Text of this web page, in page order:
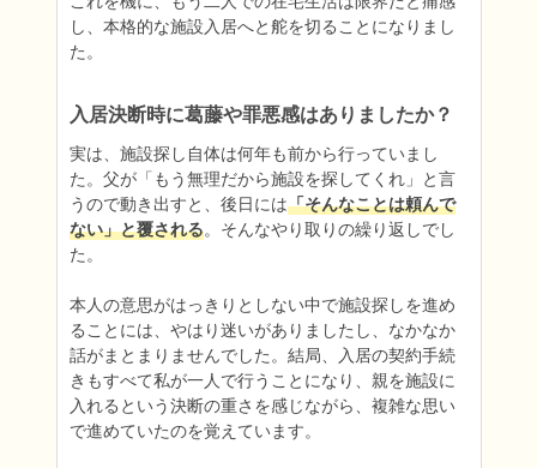
し、本格的な施設入居へと舵を切ることになりまし
た。
入居決断時に葛藤や罪悪感はありましたか？
実は、施設探し自体は何年も前から行っていまし
た。父が「もう無理だから施設を探してくれ」と言
うので動き出すと、後日には「そんなことは頼んで
ない」と覆される。そんなやり取りの繰り返しでし
た。
本人の意思がはっきりとしない中で施設探しを進め
ることには、やはり迷いがありましたし、なかなか
話がまとまりませんでした。結局、入居の契約手続
きもすべて私が一人で行うことになり、親を施設に
入れるという決断の重さを感じながら、複雑な思い
で進めていたのを覚えています。